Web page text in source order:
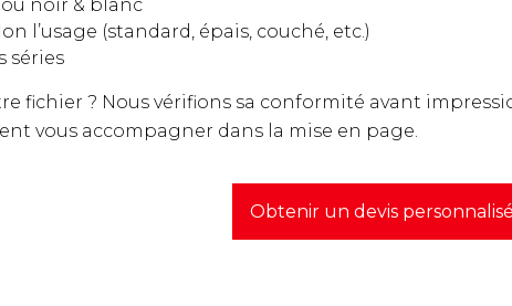
noir & blanc
l’usage (standard, épais, couché, etc.)
séries
fichier ? Nous vérifions sa conformité avant
vous accompagner dans la mise en page.
Obtenir un devis personnalisé